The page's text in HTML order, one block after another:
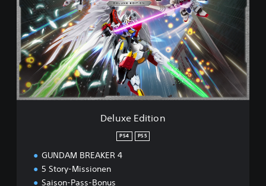
u
E
d
t
o
Deluxe Edition
PS4 PS5
GUNDAM BREAKER 4
5 Story-Missionen
Saison-Pass-Bonus